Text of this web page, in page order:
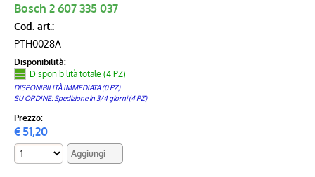
Bosch 2 607 335 037
Cod. art.:
PTH0028A
Disponibilità:
Disponibilità totale (4 PZ)
DISPONIBILITÀ IMMEDIATA (0 PZ)
SU ORDINE: Spedizione in 3/4 giorni (4 PZ)
Prezzo:
€51,20